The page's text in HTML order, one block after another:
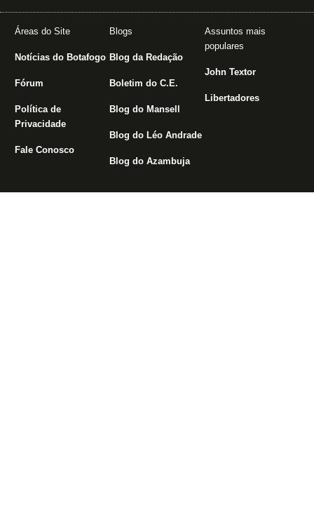
Áreas do Site
Notícias do Botafogo
Fórum
Política de
Privacidade
Fale Conosco
Blogs
Blog da Redação
Boletim do C.E.
Blog do Mansell
Blog do Léo Andrade
Blog do Azambuja
Assuntos mais
populares
John Textor
Libertadores